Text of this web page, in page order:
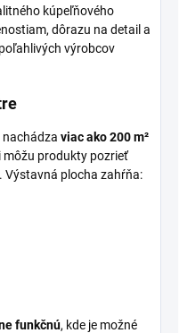
kúpeľňového
dôrazu na detail a
výrobcov
nachádza viac ako 200 m²
môžu produkty pozrieť
Výstavná plocha zahŕňa:
funkčnú, kde je možné